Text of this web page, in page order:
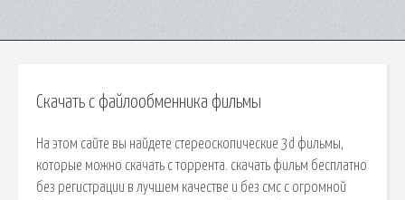
Скачать с файлообменника фильмы
На этом сайте вы найдете стереоскопические 3d фильмы,
которые можно скачать с торрента. скачать фильм бесплатно
без регистрации в лучшем качестве и без смс с огромной